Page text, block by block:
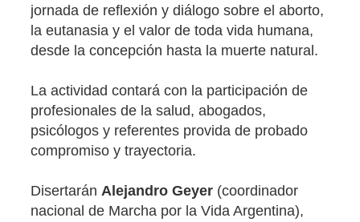
jornada de reflexión y diálogo sobre el aborto,
la eutanasia y el valor de toda vida humana,
desde la concepción hasta la muerte natural.
La actividad contará con la participación de
profesionales de la salud, abogados,
psicólogos y referentes provida de probado
compromiso y trayectoria.
DisertaránAlejandro Geyer (coordinador
nacional de Marcha por la Vida Argentina),